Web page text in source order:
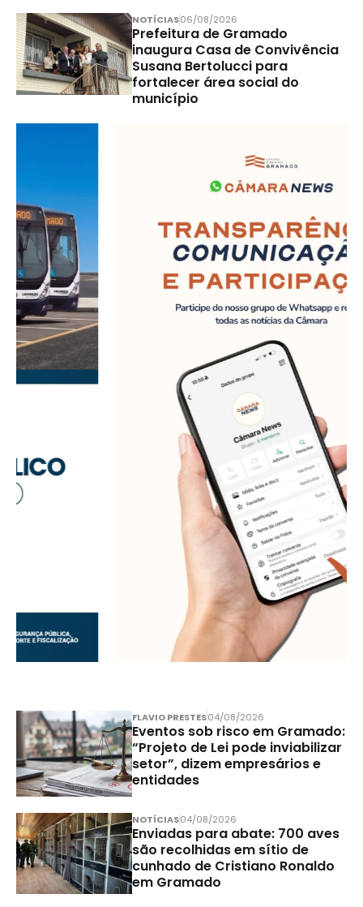
NOTÍCIAS06/08/2026
Prefeitura de Gramado
inaugura Casa de Convivência
Susana Bertolucci para
fortalecer área social do
município
FLAVIO PRESTES04/08/2026
Eventos sob risco em Gramado:
“Projeto de Lei pode inviabilizar
setor”, dizem empresários e
entidades
NOTÍCIAS04/08/2026
Enviadas para abate: 700 aves
são recolhidas em sítio de
cunhado de Cristiano Ronaldo
em Gramado